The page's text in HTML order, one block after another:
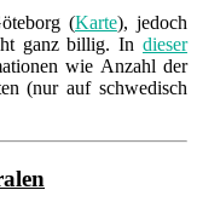
(Karte), jedoch
ganz billig. In dieser
wie Anzahl der
(nur auf schwedisch